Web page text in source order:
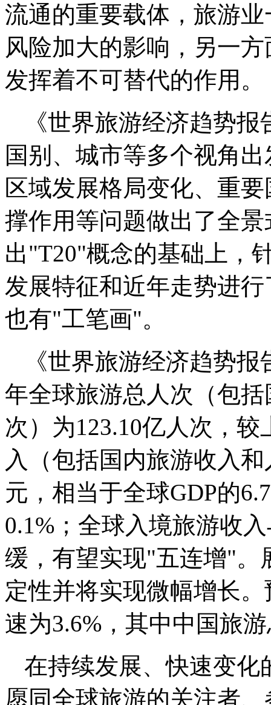
流通的重要载体，旅游
风险加大的影响，另一
发挥着不可替代的作用。
《世界旅游经济趋势
国别、城市等多个视角
区域发展格局变化、重
撑作用等问题做出了全
出"T20"概念的基础上，
发展特征和近年走势进
也有"工笔画"。
《世界旅游经济趋势
年全球旅游总人次（包
次）为123.10亿人次，
入（包括国内旅游收入
元，相当于全球GDP的
0.1%；全球入境旅游收
缓，有望实现"五连增"。
定性并将实现微幅增长
速为3.6%，其中中国旅
在持续发展、快速变化
愿同全球旅游的关注者